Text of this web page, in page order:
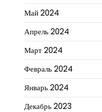
Май 2024
Апрель 2024
Март 2024
Февраль 2024
Январь 2024
Декабрь 2023